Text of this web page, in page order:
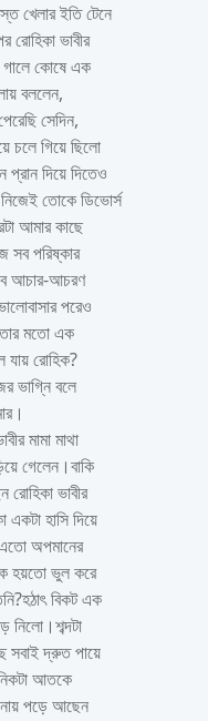
খেলার ইতি টেনে
রোহিকা ভাবীর
গালে কোষে এক
বললেন,
সেদিন,
চলে গিয়ে ছিলো
দিয়ে দিতেও
তোকে ডিভোর্স
আমার কাছে
সব পরিষ্কার
আচার-আচরণ
পরেও
মতো এক
যায় রোহিক?
ভাগ্নি বলে
মামা মাথা
গেলেন।বাকি
ভাবীর
একটা হাসি দিয়ে
অপমানের
হয়তো ভুল করে
বিকট এক
নিলো।শব্দটা
সবাই দ্রুত পায়ে
আতকে
পড়ে আছেন